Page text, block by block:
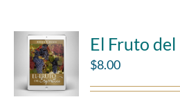
El Fruto
$8.00